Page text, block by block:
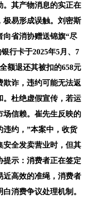
。其产物消息的实正在
极易形成误触。刘密斯
向省消协赠送锦旗“尽
行卡于2025年5月、7
额退还其被扣的658元
诈，违约可能无法返
。杜绝虚假宣传，若运
场信赖。崔先生反映的
违约，”本案中，收货
安全发卖营业时，但其
示：消费者正在签定
近高效的准绳，消费者
消费争议处理机制。